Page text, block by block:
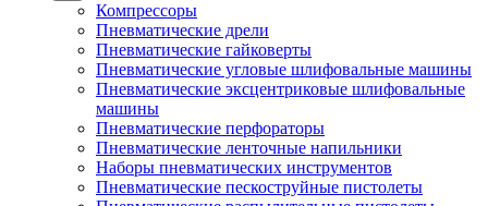
Компрессоры
Пневматические дрели
Пневматические гайковерты
Пневматические угловые шлифовальные машины
Пневматические эксцентриковые шлифовальные
машины
Пневматические перфораторы
Пневматические ленточные напильники
Наборы пневматических инструментов
Пневматические пескоструйные пистолеты